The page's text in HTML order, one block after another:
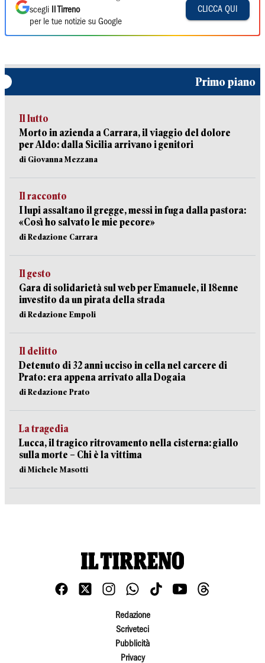
scegli
Il Tirreno
per le tue notizie su Google
CLICCA QUI
Primo piano
Il lutto
Morto in azienda a Carrara, il viaggio del dolore
per Aldo: dalla Sicilia arrivano i genitori
di Giovanna Mezzana
Il racconto
I lupi assaltano il gregge, messi in fuga dalla pastora:
«Così ho salvato le mie pecore»
di Redazione Carrara
Il gesto
Gara di solidarietà sul web per Emanuele, il 18enne
investito da un pirata della strada
di Redazione Empoli
Il delitto
Detenuto di 32 anni ucciso in cella nel carcere di
Prato: era appena arrivato alla Dogaia
di Redazione Prato
La tragedia
Lucca, il tragico ritrovamento nella cisterna: giallo
sulla morte – Chi è la vittima
di Michele Masotti
Redazione
Scriveteci
Pubblicità
Privacy